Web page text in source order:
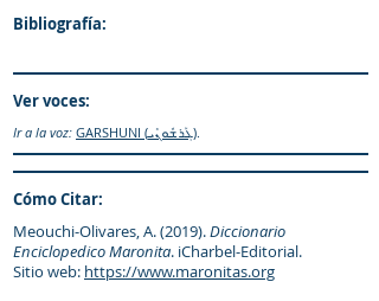
Bibliografía:
Ver voces:
Ir a la voz: GARSHUNI (ܓܰܪܫܽܘܢܺܝ).
Cómo Citar:
Meouchi-Olivares, A. (2019).Diccionario
Enciclopedico Maronita. iCharbel-Editorial.
Sitio web: https://www.maronitas.org